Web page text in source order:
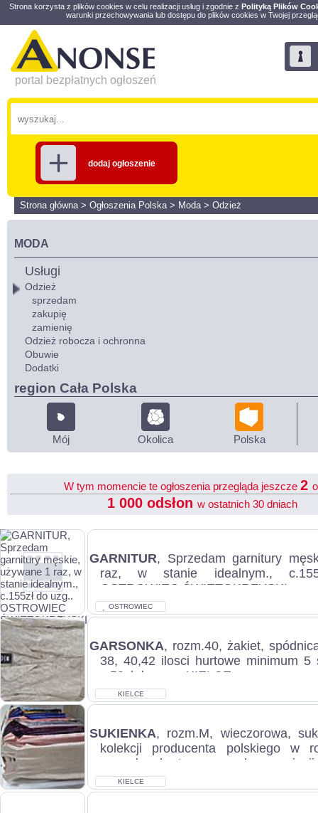
Strona korzysta z plików cookies w celu realizacji usług i zgodnie z Polityką Plików
warunki przechowywania lub dostępu do plików cookies w Twojej
portal bezpłatnych ogłoszeń
dodaj ogłoszenie
Strona główna> Ogłoszenia Polska> Moda> Odzież
MODA
Usługi
Odzież
sprzedam
zakupię
zamienię
Odzież robocza i ochronna
Obuwie
Dodatki
region Cała Polska
Mój Okolica Polska
W tym momencie te ogłoszenia przegląda jeszcze 2
1 000 odsłon w ostatnich 30 dniach
GARNITUR, Sprzedam garnitury
raz, w stanie idealnym.,
OSTROWIEC ŚWIĘTOKRZYSKI...
OSTROWIEC
ŚWIĘTOKRZYSKI
GARSONKA, rozm.40, żakiet,
38, 40,42 ilosci hurtowe minimum 5
c.58zł do uzg.. KIELCE...
KIELCE
SUKIENKA, rozm.M, wieczorowa,
kolekcji producenta polskiego w
sprzedam hurtowo cena do
KIELCE